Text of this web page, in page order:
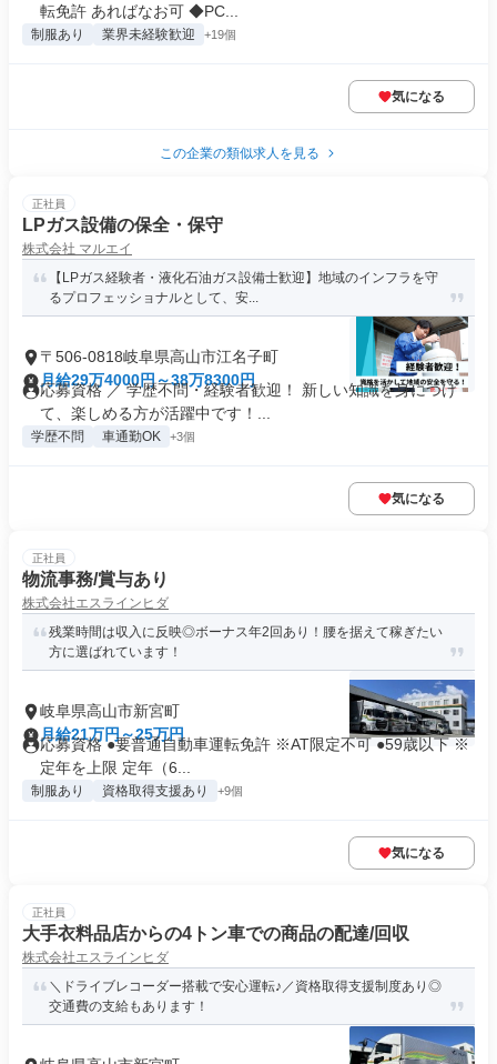
転免許 あればなお可 ◆PC...
制服あり 業界未経験歓迎 +19個
気になる
この企業の類似求人を見る
正社員
LPガス設備の保全・保守
株式会社 マルエイ
【LPガス経験者・液化石油ガス設備士歓迎】地域のインフラを守
るプロフェッショナルとして、安...
〒506-0818岐阜県高山市江名子町
月給29万4000円～38万8300円
応募資格 ／ 学歴不問・経験者歓迎！ 新しい知識を身につけ
て、楽しめる方が活躍中です！...
学歴不問 車通勤OK +3個
気になる
正社員
物流事務/賞与あり
株式会社エスラインヒダ
残業時間は収入に反映◎ボーナス年2回あり！腰を据えて稼ぎたい
方に選ばれています！
岐阜県高山市新宮町
月給21万円～25万円
応募資格 ●要普通自動車運転免許 ※AT限定不可 ●59歳以下 ※
定年を上限 定年（6...
制服あり 資格取得支援あり +9個
気になる
正社員
大手衣料品店からの4トン車での商品の配達/回収
株式会社エスラインヒダ
＼ドライブレコーダー搭載で安心運転♪／資格取得支援制度あり◎
交通費の支給もあります！